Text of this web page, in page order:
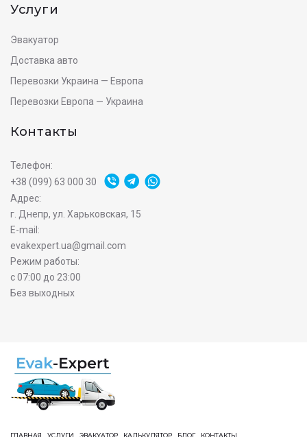
Услуги
Эвакуатор
Доставка авто
Перевозки Украина — Европа
Перевозки Европа — Украина
Контакты
Телефон:
+38 (099) 63 000 30
Адрес:
г. Днепр, ул. Харьковская, 15
E-mail:
evakexpert.ua@gmail.com
Режим работы:
с 07:00 до 23:00
Без выходных
ГЛАВНАЯ УСЛУГИ ЭВАКУАТОР КАЛЬКУЛЯТОР БЛОГ КОНТАКТЫ